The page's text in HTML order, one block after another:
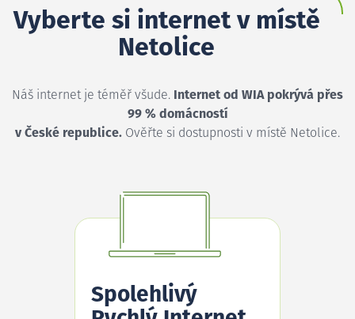
Vyberte si internet v místě
Netolice
Náš internet je téměř všude. Internet od WIA pokrývá přes
99 % domácností
v České republice. Ověřte si dostupnosti v místě Netolice.
Spolehlivý